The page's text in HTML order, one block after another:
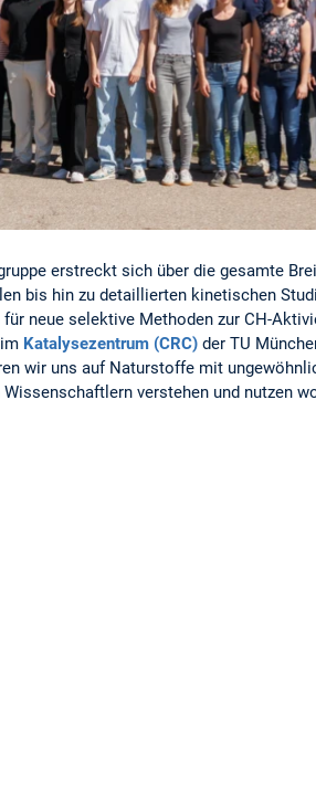
erstreckt sich über die gesamte
bis hin zu detaillierten kinetischen
neue selektive Methoden zur CH-
Katalysezentrum (CRC) der TU
wir uns auf Naturstoffe mit
verstehen und nutzen